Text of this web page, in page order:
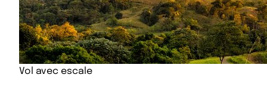
Vol avec escale